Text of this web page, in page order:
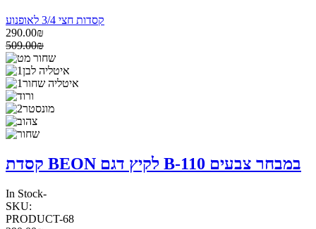
קסדות חצי 3/4 לאופנוע
290.00₪
509.00₪
קסדת BEON לקיץ דגם B-110 במבחר צבעים
In Stock-
SKU:
PRODUCT-68